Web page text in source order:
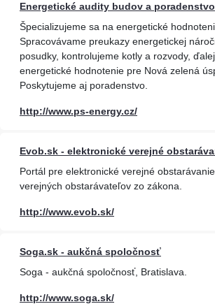
Energetické audity budov a poradenstvo
Špecializujeme sa na energetické
Spracovávame preukazy energetickej
posudky, kontrolujeme kotly a rozvody,
energetické hodnotenie pre Nová zelená
Poskytujeme aj poradenstvo.
http://www.ps-energy.cz/
Evob.sk - elektronické verejné
Portál pre elektronické verejné
verejných obstarávateľov zo zákona.
http://www.evob.sk/
Soga.sk - aukčná spoločnosť
Soga - aukčná spoločnosť, Bratislava.
http://www.soga.sk/